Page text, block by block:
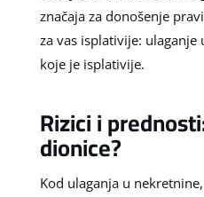
značaja za donošenje
za vas isplativije:
koje je isplativije.
Rizici i
dionice?
Kod ulaganja u